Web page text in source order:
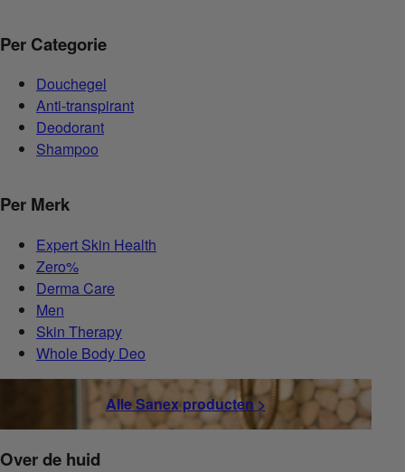
Per Categorie
Douchegel
Anti-transpirant
Deodorant
Shampoo
Per Merk
Expert Skin Health
Zero%
Derma Care
Men
Skin Therapy
Whole Body Deo
Alle Sanex producten >
Over de huid